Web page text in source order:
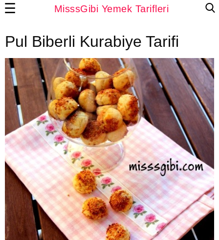
MisssGibi Yemek Tarifleri
☰
Pul Biberli Kurabiye Tarifi